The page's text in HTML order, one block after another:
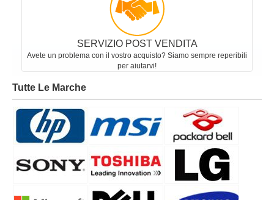
SERVIZIO POST VENDITA
Avete un problema con il vostro acquisto? Siamo sempre reperibili
per aiutarvi!
Tutte Le Marche